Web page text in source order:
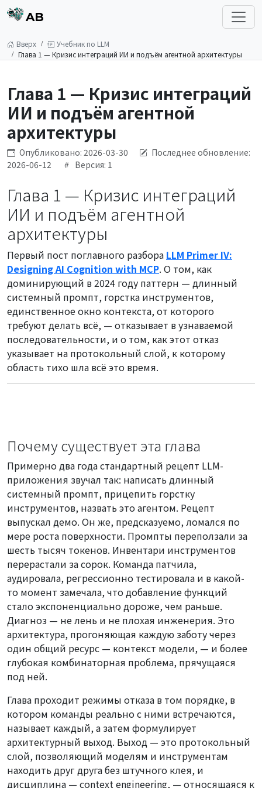
AB
Вверх
Учебник по LLM
Глава 1 — Кризис интеграций ИИ и подъём агентной архитектуры
Глава 1 — Кризис интеграций
ИИ и подъём агентной
архитектуры
Опубликовано: 2026-03-30
Последнее обновление:
2026-06-12
Версия: 1
Глава 1 — Кризис интеграций
ИИ и подъём агентной
архитектуры
Первый пост поглавного разбора LLM Primer IV:
Designing AI Cognition with MCP. О том, как
доминирующий в 2024 году паттерн — длинный
системный промпт, горстка инструментов,
единственное окно контекста, от которого
требуют делать всё, — отказывает в узнаваемой
последовательности, и о том, как этот отказ
указывает на протокольный слой, к которому
область тихо шла всё это время.
Почему существует эта глава
Примерно два года стандартный рецепт LLM-
приложения звучал так: написать длинный
системный промпт, прицепить горстку
инструментов, назвать это агентом. Рецепт
выпускал демо. Он же, предсказуемо, ломался по
мере роста поверхности. Промпты переползали за
шесть тысяч токенов. Инвентари инструментов
перерастали за сорок. Команда патчила,
аудировала, регрессионно тестировала и в какой-
то момент замечала, что добавление функций
стало экспоненциально дороже, чем раньше.
Диагноз — не лень и не плохая инженерия. Это
архитектура, прогоняющая каждую заботу через
один общий ресурс — контекст модели, — и более
глубокая комбинаторная проблема, прячущаяся
под ней.
Глава проходит режимы отказа в том порядке, в
котором команды реально с ними встречаются,
называет каждый, а затем формулирует
архитектурный выход. Выход — это протокольный
слой, позволяющий моделям и инструментам
находить друг друга без штучного клея, и
дисциплина — context engineering, — относящаяся к